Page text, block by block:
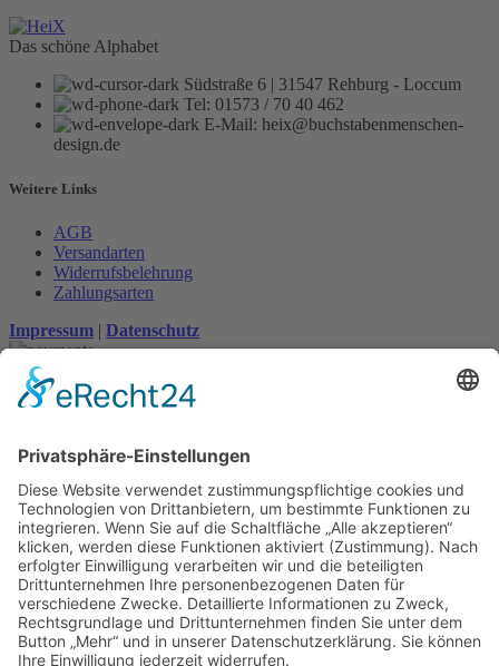
Das schöne Alphabet
Südstraße 6 | 31547 Rehburg - Loccum
Tel: 01573 / 70 40 462
E-Mail: heix@buchstabenmenschen-
design.de
Weitere Links
AGB
Versandarten
Widerrufsbelehrung
Zahlungsarten
Impressum | Datenschutz
Home
Shop
ABC Geschirrhandtuch
ABC Plakat
Individuelles Namensschild
Individuelles (Haus-) Nummernschild
Memo Spiel
Porzellanbecher
Steinzeugbecher
Sticker
Türschilder
Der Prozess